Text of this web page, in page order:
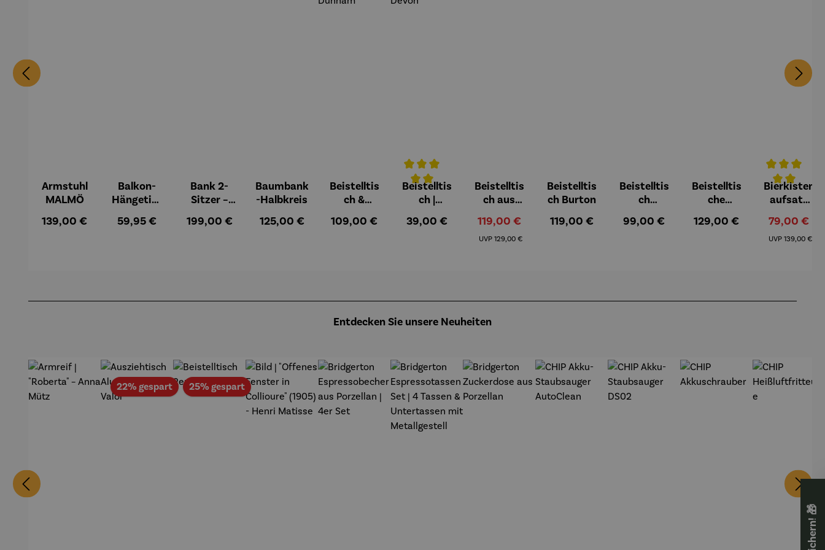
Armstuhl
MALMÖ
Regulärer Preis:
139,00 €
Balkon-
Hängetisc
BERKELEY
Regulärer Preis:
59,95 €
Bank 2-
Sitzer –
Regulärer Preis:
199,00 €
Baumbank
-Halbkreis
Regulärer Preis:
125,00 €
Beistelltis
ch &
Teakholz –
Regulärer Preis:
109,00 €
Durchschnittliche Bewertung von 5 von 5 Sternen
Beistelltis
ch |
Teakholz –
Regulärer Preis:
39,00 €
Beistelltis
ch aus
3er Set
Verkaufspreis:
119,00 €
UVP Regulärer Preis:
129,00 €
Beistelltis
ch Burton
Regulärer Preis:
119,00 €
Beistelltis
ch
rund –
Regulärer Preis:
99,00 €
Beistelltis
che
Verwood
Regulärer Preis:
129,00 €
Bierkisten
aufsatz
Klappe
79,00 €
UVP Regulärer
139,00 €
Entdecken Sie unsere Neuheiten
22% gespartRabatt25% gespartRabatt